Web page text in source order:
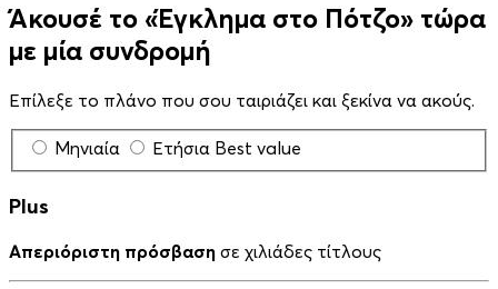
Άκουσέ το «Έγκλημα στο Πότζο» τώρα
με μία συνδρομή
Επίλεξε το πλάνο που σου ταιριάζει και ξεκίνα να ακούς.
Μηνιαία Ετήσια Best value
Plus
Απεριόριστη πρόσβαση σε χιλιάδες τίτλους